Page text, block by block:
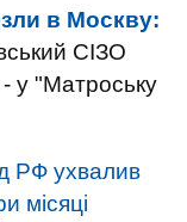
в Москву:
СІЗО
у "Матроську
РФ ухвалив
місяці